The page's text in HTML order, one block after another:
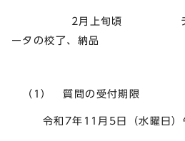
2月上旬頃 デジタル
ータの校了、納品
（1） 質問の受付期限
令和7年11月5日（水曜日）午